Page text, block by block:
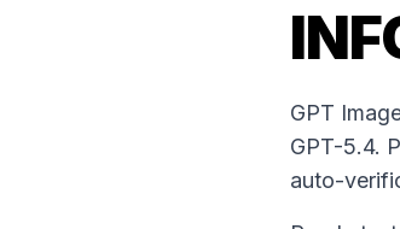
GPT
GPT-5.4.
auto-